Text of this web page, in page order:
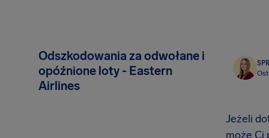
Odszkodowania za odwołane i
opóźnione loty - Eastern
Airlines
Jeżeli
może Ci